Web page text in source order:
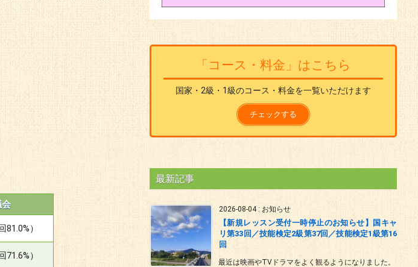
会
81.0%）
71.6%）
「コース・料金」はこちら
国家・2級・1級のコース・料金を一覧いただけます
チェックする
最新記事
2026-08-04: お知らせ
【新規レッスン受付一時停止のお知らせ】国キャ
リ第33回／技能検定2級第37回／技能検定1級第16
回
最近は映画やTVドラマをよく観るようになりました。